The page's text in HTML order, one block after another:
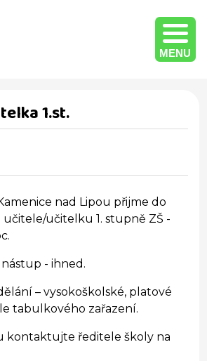
MENU
1.st.
nad Lipou přijme do
učitelku 1. stupně ZŠ -
- ihned.
– vysokoškolské, platové
tabulkového zařazení.
kontaktujte ředitele školy na